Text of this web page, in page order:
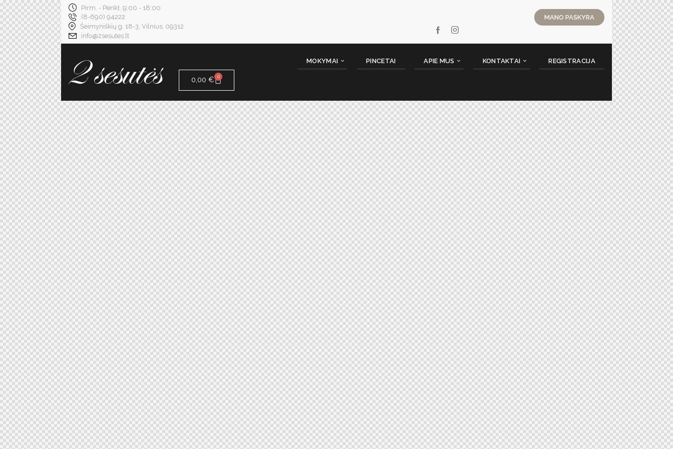
Pirm. - Penkt. 9:00 - 18:00
(8-690) 94222
Šeimyniškių g. 18-3, Vilnius, 09312
info@2sesutes.lt
MANO PASKYRA
MOKYMAI PINCETAI APIE MUS KONTAKTAI REGISTRACIJA
0,00 € 0